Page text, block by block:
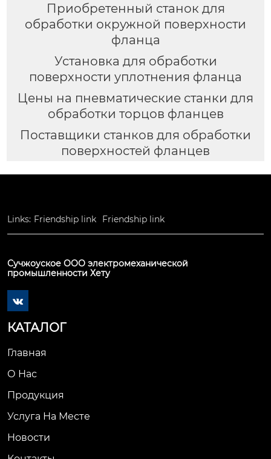
Приобретенный станок для
обработки окружной поверхности
фланца
Установка для обработки
поверхности уплотнения фланца
Цены на пневматические станки для
обработки торцов фланцев
Поставщики станков для обработки
поверхностей фланцев
Links: Friendship link Friendship link
Сучжоуское ООО электромеханической
промышленности Хету

КАТАЛОГ
Главная
О Нас
Продукция
Услуга На Месте
Новости